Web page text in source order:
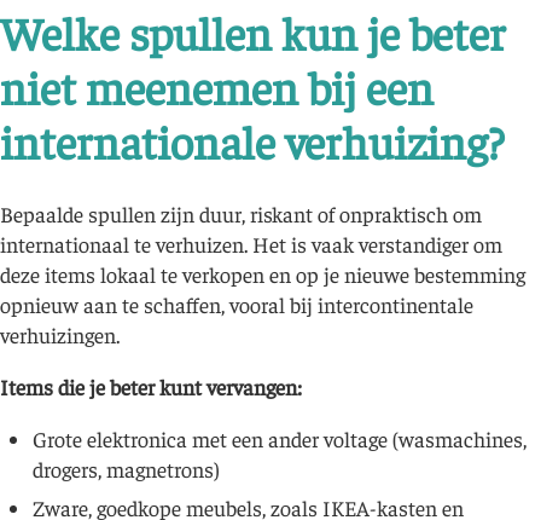
Welke spullen kun je beter
niet meenemen bij een
internationale verhuizing?
Bepaalde spullen zijn duur, riskant of onpraktisch om
internationaal te verhuizen. Het is vaak verstandiger om
deze items lokaal te verkopen en op je nieuwe bestemming
opnieuw aan te schaffen, vooral bij intercontinentale
verhuizingen.
Items die je beter kunt vervangen:
Grote elektronica met een ander voltage (wasmachines,
drogers, magnetrons)
Zware, goedkope meubels, zoals IKEA-kasten en